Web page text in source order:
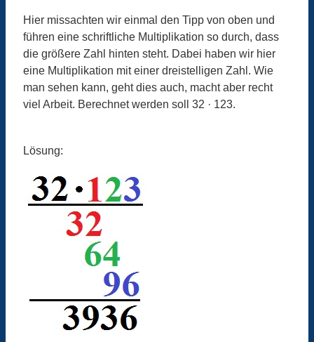
Hier missachten wir einmal den Tipp von oben und
führen eine schriftliche Multiplikation so durch, dass
die größere Zahl hinten steht. Dabei haben wir hier
eine Multiplikation mit einer dreistelligen Zahl. Wie
man sehen kann, geht dies auch, macht aber recht
viel Arbeit. Berechnet werden soll 32 · 123.
Lösung: